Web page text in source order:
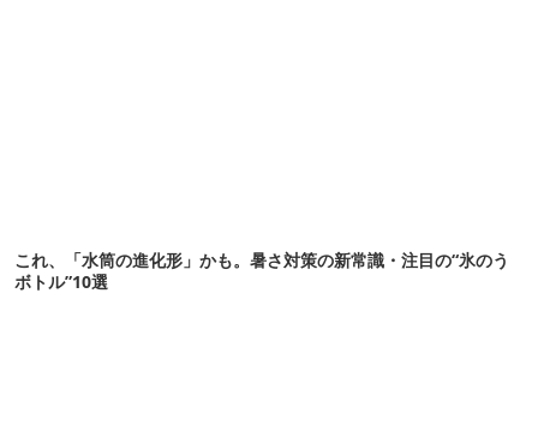
これ、「水筒の進化形」かも。暑さ対策の新常識・注目の“氷のう
ボトル”10選